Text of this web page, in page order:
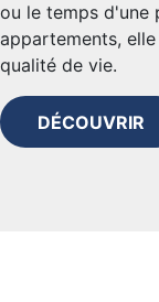
ou le temps d'une
appartements,
qualité de vie.
DÉCOUVRIR